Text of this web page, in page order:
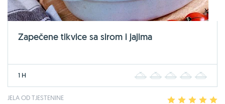
Zapečene tikvice sa sirom i jajima
1 H 2 3 4
JELA OD TJESTENINE 2 3 4